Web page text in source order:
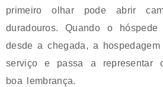
primeiro olhar pode abrir
duradouros. Quando o
desde a chegada, a
serviço e passa a representar
boa lembrança.